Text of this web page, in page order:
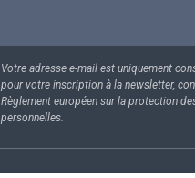
Votre adresse e-mail est uniquement
pour votre inscription à la newsletter,
Règlement européen sur la protection
personnelles.